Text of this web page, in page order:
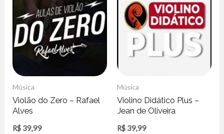
Música
Violão do Zero – Rafael
Alves
R$ 39,99
Música
Violino Didático Plus –
Jean de Oliveira
R$ 39,99